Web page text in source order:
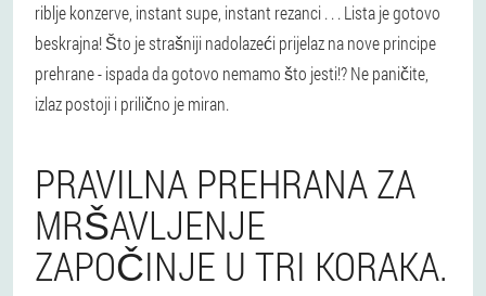
riblje konzerve, instant supe, instant rezanci . . . Lista je gotovo
beskrajna! Što je strašniji nadolazeći prijelaz na nove principe
prehrane - ispada da gotovo nemamo što jesti!? Ne paničite,
izlaz postoji i prilično je miran.
PRAVILNA PREHRANA ZA
MRŠAVLJENJE
ZAPOČINJE U TRI KORAKA.